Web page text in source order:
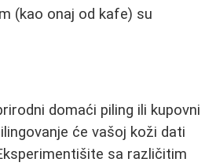
(kao onaj od kafe) su
domaći piling ili kupovni
će vašoj koži dati
sa različitim